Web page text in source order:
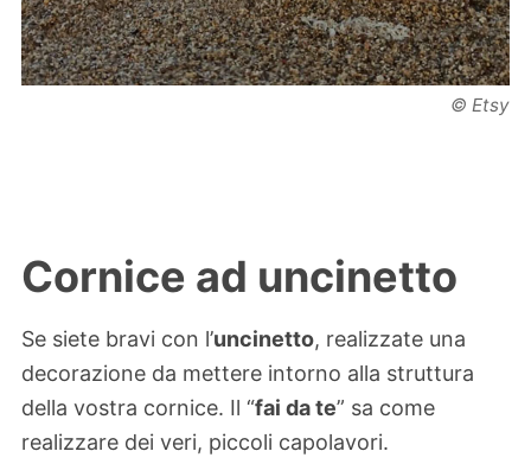
© Etsy
Cornice ad uncinetto
Se siete bravi con l’uncinetto, realizzate una
decorazione da mettere intorno alla struttura
della vostra cornice. Il “fai da te” sa come
realizzare dei veri, piccoli capolavori.